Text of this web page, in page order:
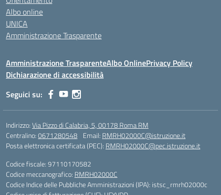
Albo online
UNICA
Amministrazione Trasparente
Amministrazione TrasparenteAlbo OnlinePrivacy Policy
Dichiarazione di accessibilità
Seguici su:
Indirizzo:Via Pizzo di Calabria, 5, 00178 Roma RM
Centralino:0671280548 Email: RMRH02000C@istruzione.it
Posta elettronica certificata (PEC): RMRH02000C@pec.istruzione.it
Codice fiscale: 97110170582
Codice meccanografico: RMRH02000C
Codice Indice delle Pubbliche Amministrazioni (IPA): istsc_rmrh02000c